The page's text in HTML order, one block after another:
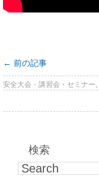
← 前の記事
安全大会・講習会・セミナー,
検索